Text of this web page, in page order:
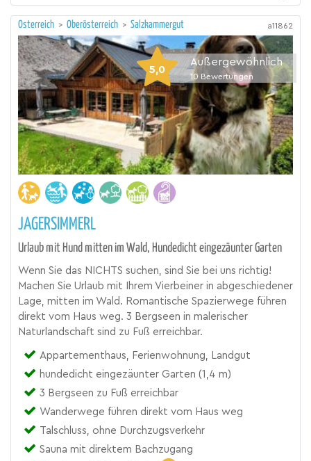
Österreich > Oberösterreich > Salzkammergut a11862
5,0
Außergewöhnlich
10 Bewertungen
JAGERSIMMERL
Urlaub mit Hund mitten im Wald, Hundedicht eingezäunter Garten
Wenn Sie das NICHTS suchen, sind Sie bei uns richtig!
Machen Sie Urlaub mit Ihrem Vierbeiner in abgeschiedener
Lage, mitten im Wald. Romantische Spazierwege führen
direkt vom Haus weg. 3 Bergseen in malerischer
Naturlandschaft sind zu Fuß erreichbar.
Appartementhaus, Ferienwohnung, Landgut
hundedicht eingezäunter Garten (1,4 m)
3 Bergseen zu Fuß erreichbar
Wanderwege führen direkt vom Haus weg
Talschluss, ohne Durchzugsverkehr
Sauna mit direktem Bachzugang